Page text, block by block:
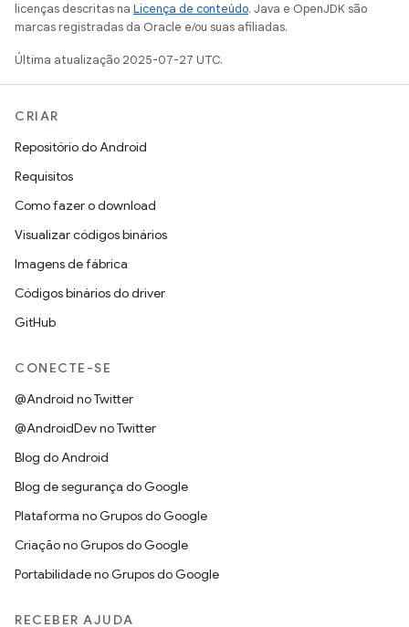
licenças descritas na Licença de conteúdo. Java e OpenJDK são
marcas registradas da Oracle e/ou suas afiliadas.
Última atualização 2025-07-27 UTC.
CRIAR
Repositório do Android
Requisitos
Como fazer o download
Visualizar códigos binários
Imagens de fábrica
Códigos binários do driver
GitHub
CONECTE-SE
@Android no Twitter
@AndroidDev no Twitter
Blog do Android
Blog de segurança do Google
Plataforma no Grupos do Google
Criação no Grupos do Google
Portabilidade no Grupos do Google
RECEBER AJUDA